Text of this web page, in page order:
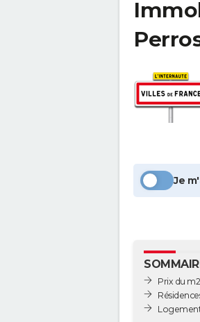
Je
Prix du m2